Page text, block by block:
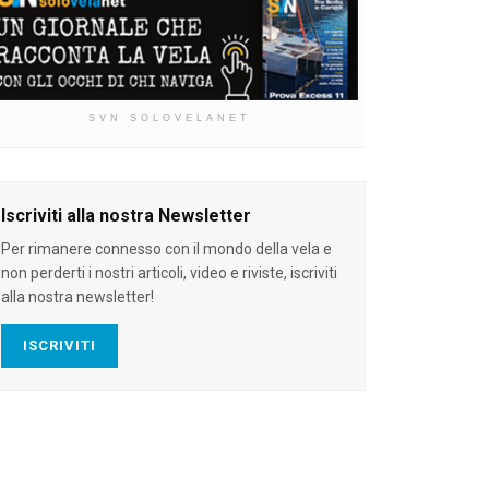
SVN SOLOVELANET
Iscriviti alla nostra Newsletter
Per rimanere connesso con il mondo della vela e
non perderti i nostri articoli, video e riviste, iscriviti
alla nostra newsletter!
ISCRIVITI